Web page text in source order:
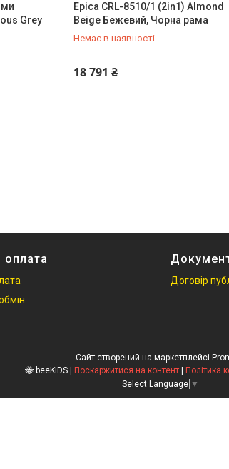
Grey
Epica CRL-8510/1 (2in1) Almond
Beige Бежевий, Чорна рама
Немає в наявності
18 791 ₴
0 (800) 33-98-35
оплата
Договір
Сайт створений на маркетплейсі
Поскаржитися на контент
Політика
Select Language ▼